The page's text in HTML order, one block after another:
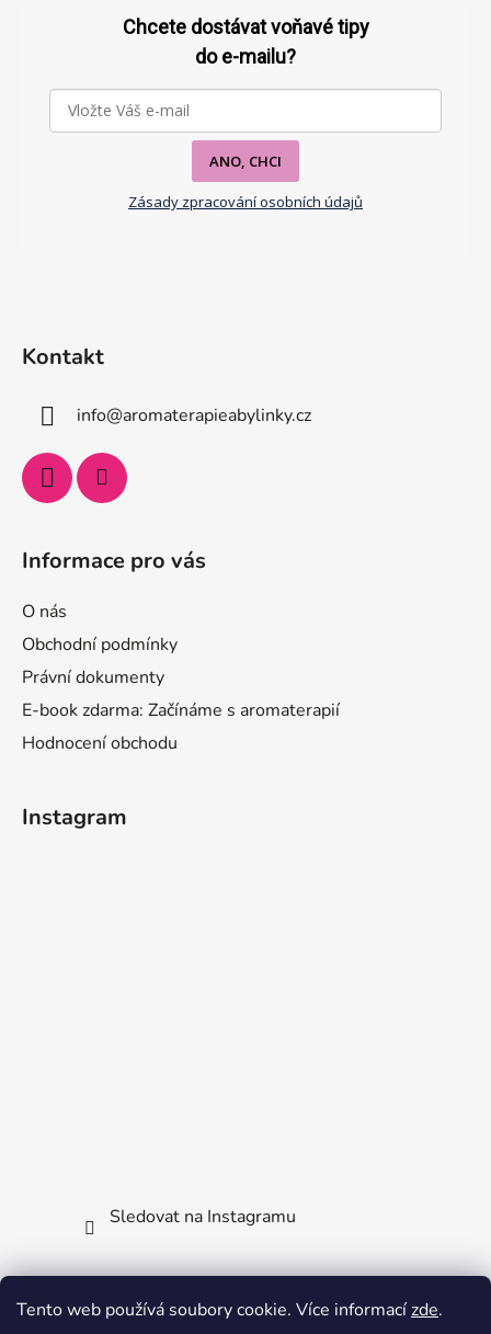
Tento web používá soubory cookie. Více informacízde.
Chcete dostávat voňavé tipy
do e-mailu?
ANO, CHCI
Zásady zpracování osobních údajů
Kontakt
info@aromaterapieabylinky.cz
Informace pro vás
O nás
Obchodní podmínky
Právní dokumenty
E-book zdarma: Začínáme s aromaterapií
Hodnocení obchodu
Instagram
Sledovat na Instagramu